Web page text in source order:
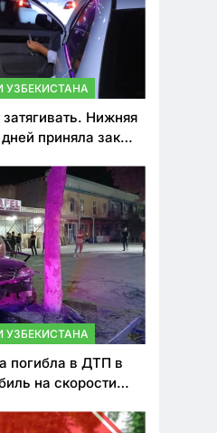
УЗБЕКИСТАНА
Нижняя
приняла закон
ПДД
УЗБЕКИСТАНА
погибла в ДТП в
на скорости